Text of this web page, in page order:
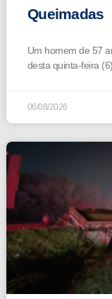
Queimadas
Um homem de 57
desta quinta-feira
06/08/2026